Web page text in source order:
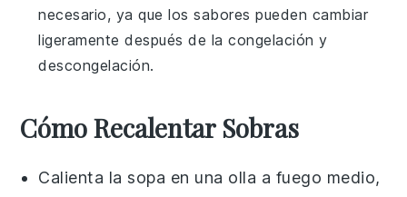
necesario, ya que los sabores pueden cambiar
ligeramente después de la congelación y
descongelación.
Cómo Recalentar Sobras
Calienta lasopa en una olla a fuego medio,